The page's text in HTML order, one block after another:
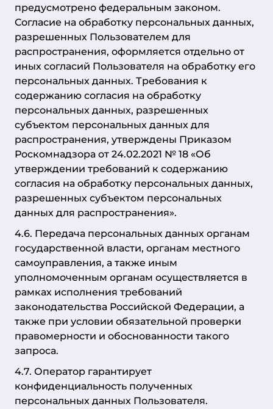
предусмотрено федеральным законом.
Согласие на обработку персональных данных,
разрешенных Пользователем для
распространения, оформляется отдельно от
иных согласий Пользователя на обработку его
персональных данных. Требования к
содержанию согласия на обработку
персональных данных, разрешенных
субъектом персональных данных для
распространения, утверждены Приказом
Роскомнадзора от 24.02.2021 № 18 «Об
утверждении требований к содержанию
согласия на обработку персональных данных,
разрешенных субъектом персональных
данных для распространения».
4.6. Передача персональных данных органам
государственной власти, органам местного
самоуправления, а также иным
уполномоченным органам осуществляется в
рамках исполнения требований
законодательства Российской Федерации, а
также при условии обязательной проверки
правомерности и обоснованности такого
запроса.
4.7. Оператор гарантирует
конфиденциальность полученных
персональных данных Пользователя.